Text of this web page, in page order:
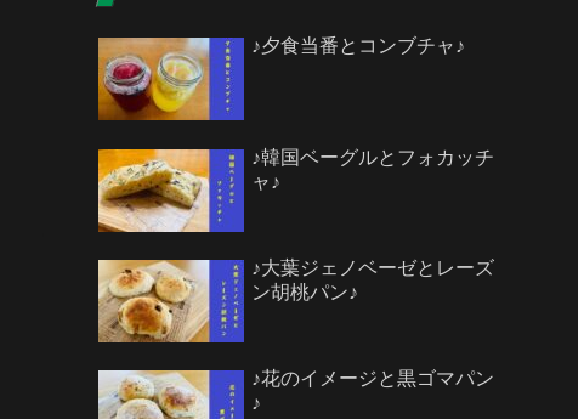
♪夕食当番とコンブチャ♪
♪韓国ベーグルとフォカッチ
ャ♪
♪大葉ジェノベーゼとレーズ
ン胡桃パン♪
♪花のイメージと黒ゴマパン
♪